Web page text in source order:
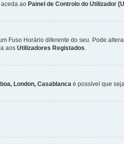
aceda ao Painel de Controlo do Utilizador
Fuso Horário diferente do seu. Pode
aos Utilizadores Registados.
London, Casablanca é possível que